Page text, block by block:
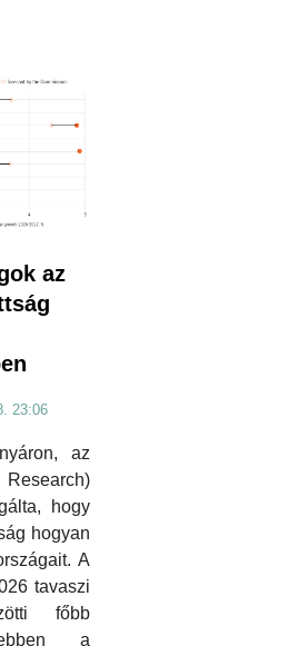
az
23:06
az
hogy
hogyan
A
tavaszi
főbb
a